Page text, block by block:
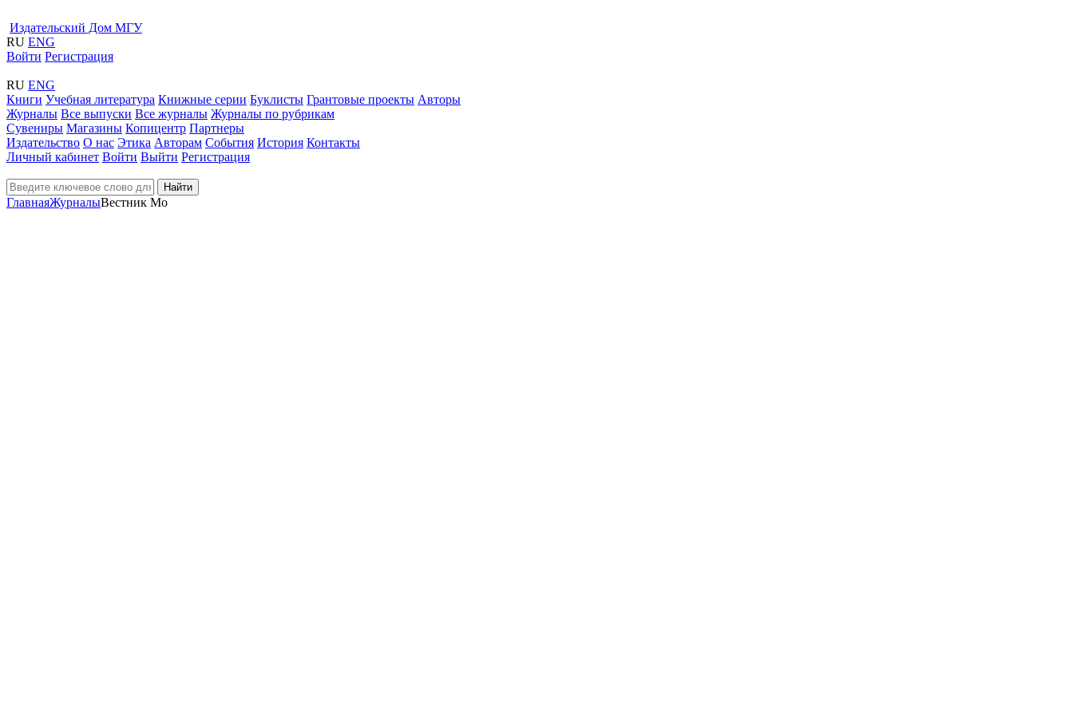
Издательский Дом МГУ
RU ENG
Войти Регистрация
RU ENG
Книги Учебная литература Книжные серии Буклисты Грантовые проекты Авторы
Журналы Все выпуски Все журналы Журналы по рубрикам
Сувениры Магазины Копицентр Партнеры
Издательство О нас Этика Авторам События История Контакты
Личный кабинет Войти Выйти Регистрация
Найти
ГлавнаяЖурналыВестник Мо